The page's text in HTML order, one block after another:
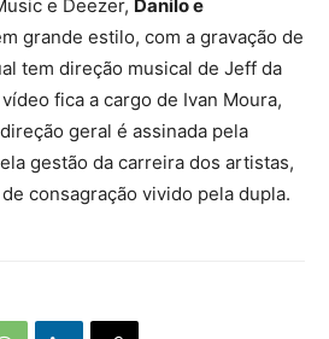
e Deezer, Danilo e
grande estilo, com a gravação de
tem direção musical de Jeff da
fica a cargo de Ivan Moura,
geral é assinada pela
gestão da carreira dos artistas,
consagração vivido pela dupla.